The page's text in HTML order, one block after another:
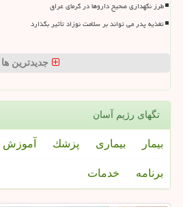
طرز نگهداری صحیح داروها در گرمای عراق
تغذیه پدر می تواند بر سلامت نوزاد تأثیر بگذارد
جدیدترین ها
تگهای رژیم آسان
بیمار بیماری پزشك آموزش
برنامه خدمات